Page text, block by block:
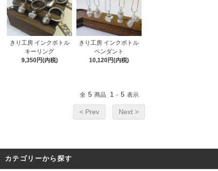
きり工房 インクボトル
キーリング
9,350円(内税)
きり工房 インクボトル
ペンダント
10,120円(内税)
全 5 商品 1 - 5 表示
< Prev Next >
カテゴリーから探す